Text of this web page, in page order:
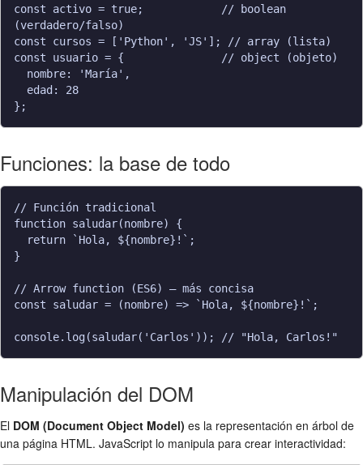
const activo = true;            // boolean
(verdadero/falso)
const cursos = ['Python', 'JS']; // array (lista)
const usuario = {               // object (objeto)
Funciones: la base de todo
// Función tradicional
function saludar(nombre) {
}
// Arrow function (ES6) — más concisa
const saludar = (nombre) => `Hola, ${nombre}!`;
Manipulación del DOM
El DOM (Document Object Model) es la representación en árbol de
una página HTML. JavaScript lo manipula para crear interactividad: